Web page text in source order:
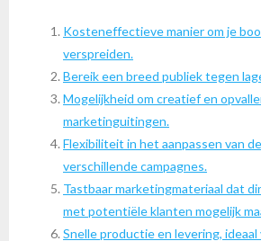
Kosteneffectieve manier om je
verspreiden.
Bereik een breed publiek tegen
Mogelijkheid om creatief en
marketinguitingen.
Flexibiliteit in het aanpassen van
verschillende campagnes.
Tastbaar marketingmateriaal dat
met potentiële klanten mogelijk
Snelle productie en levering,